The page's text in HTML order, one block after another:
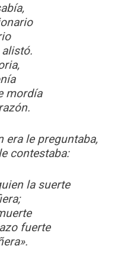
mordía
era le preguntaba,
contestaba:
la suerte
fuerte